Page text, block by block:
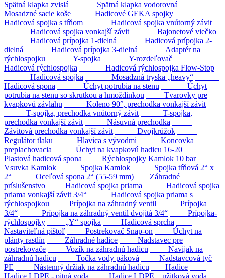
Spätná klapka zvislá
Spätná klapka vodorovná
Mosadzné sacie koše
Hadicové GEKA spojky
Hadicová spojka s tŕňom
Hadicová spojka vnútorný závit
Hadicová spojka vonkajší závit
Bajonetové viečko
Hadicová prípojka 1-dielná
Hadicová prípojka 2-
dielná
Hadicová prípojka 3-dielná
Adaptér na
rýchlospojku
Y-spojka
Y-rozdeľovač
Hadicová rýchlospojka
Hadicová rýchlospojka Flow-Stop
Hadicová spojka
Mosadzná tryska „heavy“
Hadicová spona
Úchyt potrubia na stenu
Úchyt
potrubia na stenu so skrutkou a hmoždinkou
Tvarovky pre
kvapkovú závlahu
Koleno 90°, prechodka vonkajší závit
T-spojka, prechodka vnútorný závit
T-spojka,
prechodka vonkajší závit
Násuvná prechodka
Závitová prechodka vonkajší závit
Dvojkrúžok
Regulátor tlaku
Hlavica s vývodmi
Koncovka
preplachovacia
Úchyt na kvapkovú hadicu 16-20
Plastová hadicová spona
Rýchlospojky Kamlok 10 bar
Vsuvka Kamlok
Spojka Kamlok
Spojka tŕňová 2“ x
2“
Oceľová spona 2“ (55-59 mm)
Záhradné
príslušenstvo
Hadicová spojka priama
Hadicová spojka
priama vonkajší závit 3/4“
Hadicová spojka priama s
rýchlospojkou
Prípojka na záhradný ventil
Prípojka
3/4“
Prípojka na záhradný ventil dvojitá 3/4“
Prípojka-
rýchlospojky
„Y“ spojka
Hadicová sprcha
Nastaviteľná pištoľ
Postrekovač Snap-on
Úchyt na
plánty rastlín
Záhradné hadice
Nadstavec pre
postrekovače
Vozík na záhradnú hadicu
Navijak na
záhradnú hadicu
Točka vody páková
Nadstavcová tyč
PE
Nástenný držiak na záhradnú hadicu
Hadice
Hadice LDPE - pitná voda
Hadice LDPE – užitková voda